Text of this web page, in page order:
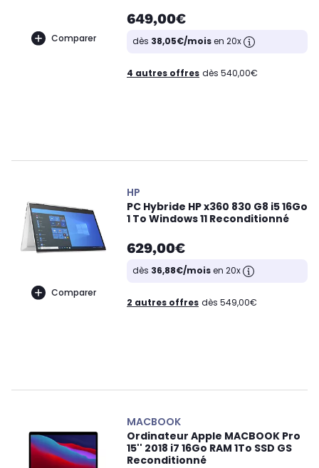
Comparer
649,00€
dès 38,05€/moisen 20x
4 autres offres dès 540,00€
Comparer
HP
PC Hybride HP x360 830 G8 i5 16Go
1 To Windows 11 Reconditionné
629,00€
dès 36,88€/moisen 20x
2 autres offres dès 549,00€
MACBOOK
Ordinateur Apple MACBOOK Pro
15'' 2018 i7 16Go RAM 1To SSD GS
Reconditionné